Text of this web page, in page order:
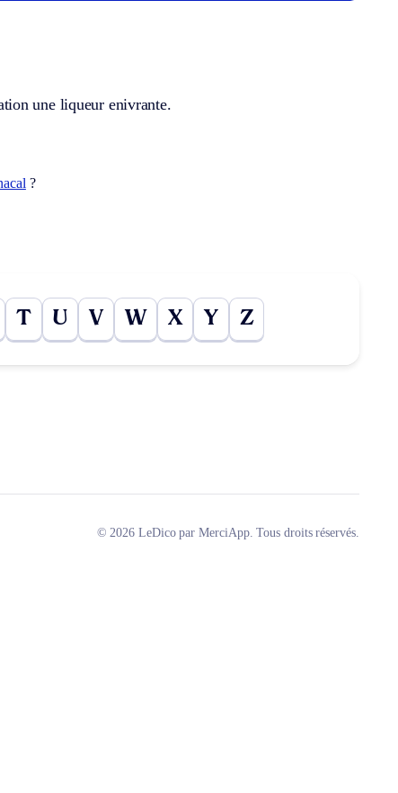
une liqueur enivrante.
?
T U V W X Y Z
© 2026 LeDico par MerciApp. Tous droits réservés.